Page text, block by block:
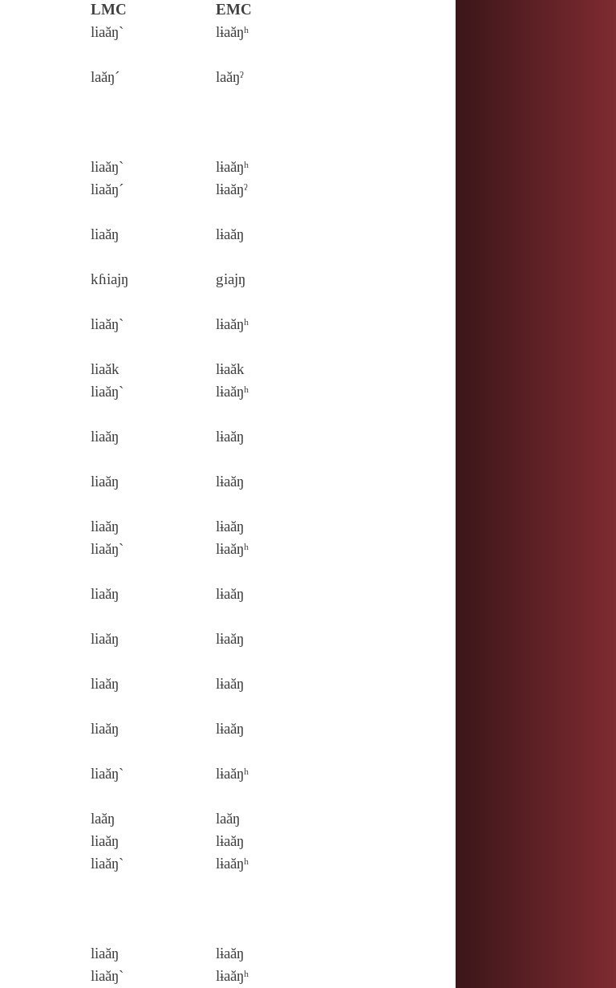
LMC
EMC
liaăŋ` lɨaăŋʰ
laăŋ´ laăŋˀ
liaăŋ`
liaăŋ´
lɨaăŋʰ
lɨaăŋˀ
liaăŋ lɨaăŋ
kɦiajŋ giajŋ
liaăŋ` lɨaăŋʰ
liaăk
liaăŋ`
lɨaăk
lɨaăŋʰ
liaăŋ lɨaăŋ
liaăŋ lɨaăŋ
liaăŋ
liaăŋ`
lɨaăŋ
lɨaăŋʰ
liaăŋ lɨaăŋ
liaăŋ lɨaăŋ
liaăŋ lɨaăŋ
liaăŋ lɨaăŋ
liaăŋ` lɨaăŋʰ
laăŋ
liaăŋ
liaăŋ`
laăŋ
lɨaăŋ
lɨaăŋʰ
liaăŋ
liaăŋ`
lɨaăŋ
lɨaăŋʰ